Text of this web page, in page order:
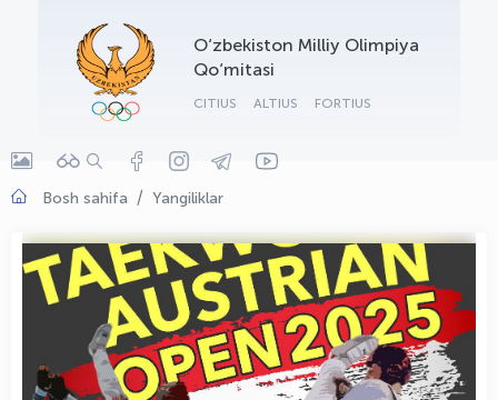
O‘zbekiston Milliy Olimpiya
Qo‘mitasi
CITIUS ALTIUS FORTIUS
Bosh sahifa Yangiliklar
OLYMPCHIK AI - yordamchi
Onlayn · olympic.uz